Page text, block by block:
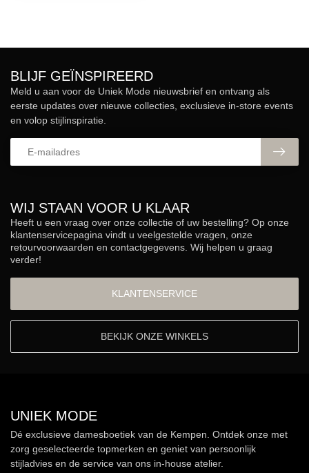
WIJ STAAN VOOR U KLAAR
Heeft u een vraag over onze collectie of uw bestelling? Op onze
klantenservicepagina vindt u veelgestelde vragen, onze
retourvoorwaarden en contactgegevens. Wij helpen u graag
verder!
KLANTENSERVICE
BEKIJK ONZE WINKELS
BLIJF GEÏNSPIREERD
Meld u aan voor de Uniek Mode nieuwsbrief en ontvang als
eerste updates over nieuwe collecties, exclusieve in-store events
en volop stijlinspiratie.
UNIEK MODE
Dé exclusieve damesboetiek van de Kempen. Ontdek onze met
zorg geselecteerde topmerken en geniet van persoonlijk
stijladvies en de service van ons in-house atelier.